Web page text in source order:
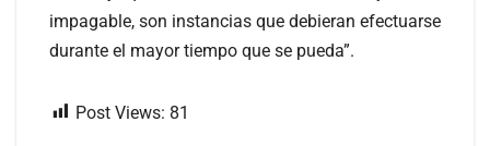
impagable, son instancias que debieran efectuarse
durante el mayor tiempo que se pueda”.
Post Views: 81